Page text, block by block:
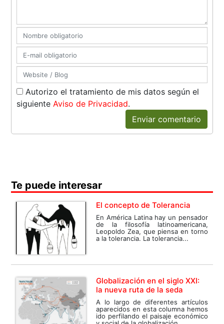
Autorizo el tratamiento de mis datos según el
siguienteAviso de Privacidad.
Enviar comentario
Te puede interesar
El concepto de Tolerancia
En América Latina hay un pensador
de la filosofía latinoamericana,
Leopoldo Zea, que piensa en torno
a la tolerancia. La tolerancia...
Globalización en el siglo XXI:
la nueva ruta de la seda
A lo largo de diferentes artículos
aparecidos en esta columna hemos
ido perfilando el paisaje económico